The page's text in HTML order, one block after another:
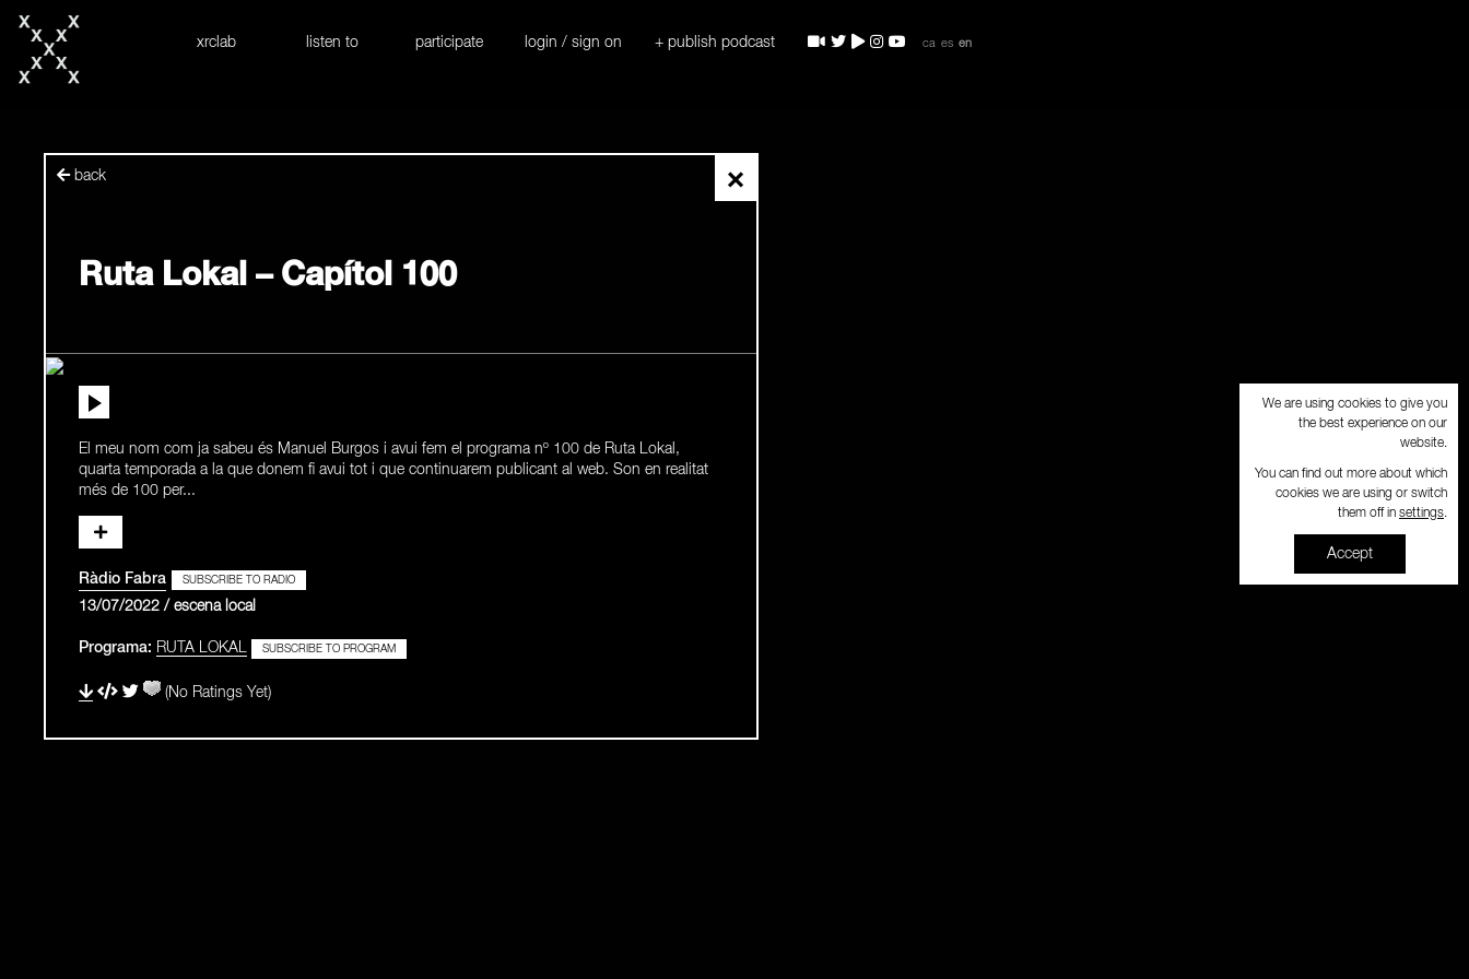
xrclab listen to participate login / sign on + publish podcast ca es en
×
back
Ruta Lokal – Capítol 100
El meu nom com ja sabeu és Manuel Burgos i avui fem el programa nº 100 de Ruta Lokal,
quarta temporada a la que donem fi avui tot i que continuarem publicant al web. Son en realitat
més de 100 per...
Ràdio Fabra SUBSCRIBE TO RADIO
13/07/2022 / escena local
Programa: RUTA LOKAL SUBSCRIBE TO PROGRAM
(No Ratings Yet)
We are using cookies to give you
the best experience on our
website.
You can find out more about which
cookies we are using or switch
them off in settings.
Accept